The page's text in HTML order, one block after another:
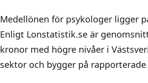
Medellönen för psykologer ligger
Enligt Lonstatistik.se är
kronor med högre nivåer i
sektor och bygger på